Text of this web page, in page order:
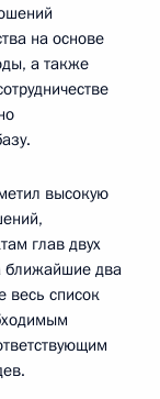
на основе
а также
высокую
глав двух
ближайшие два
весь список